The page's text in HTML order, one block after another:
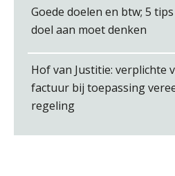
Goede doelen en btw; 5
doel aan moet denken
Hof van Justitie: verplichte
factuur bij toepassing
regeling